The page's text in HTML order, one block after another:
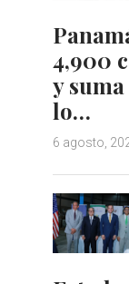
4,900
y
lo…
6 agosto,